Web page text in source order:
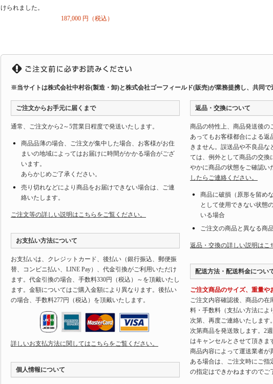
けられました。
187,000 円（税込）
※当サイトは株式会社中村谷(製造・卸)と株式会社ゴーフィールド(販売)が業務提携し、共同で
ご注文からお手元に届くまで
通常、ご注文から2～5営業日程度で発送いたします。
商品品薄の場合、ご注文が集中した場合、お客様がお住
まいの地域によってはお届けに時間がかかる場合がござ
います。
あらかじめご了承ください。
売り切れなどにより商品をお届けできない場合は、ご連
絡いたします。
ご注文等の詳しい説明はこちらをご覧ください。
お支払い方法について
お支払いは、クレジットカード、後払い（銀行振込、郵便振
替、コンビニ払い、LINE Pay）、代金引換がご利用いただけ
ます。代金引換の場合、手数料330円（税込）～を頂戴いたし
ます。金額についてはご購入金額により異なります。後払い
の場合、手数料277円（税込）を頂戴いたします。
詳しいお支払方法に関してはこちらをご覧ください。
個人情報について
返品・交換について
商品の特性上、商品発送後の
あってもお客様都合による返
きません。誤送品や不良品な
ては、例外として商品の交換
やかに商品の状態をご確認い
したらご連絡ください。
商品に破損（原形を留め
として使用できない状態
いる場合
ご注文の商品と異なる商
返品・交換の詳しい説明はこ
配送方法・配送料金につい
ご注文商品のサイズ、重量や
ご注文内容確認後、商品の在
料・手数料（支払い方法によ
次第、再度ご連絡いたします
次第商品を発送致します。2
はキャンセルとさせて頂きま
商品内容によって運送業者が
ある場合は、ご注文時にご指
の指定はできかねますのでご